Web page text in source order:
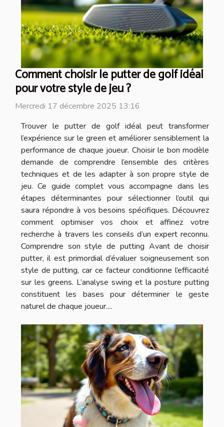
Comment choisir le putter de golf idéal
pour votre style de jeu ?
Mercredi 17 décembre 2025 13:16
Trouver le putter de golf idéal peut transformer
l’expérience sur le green et améliorer sensiblement la
performance de chaque joueur. Choisir le bon modèle
demande de comprendre l’ensemble des critères
techniques et de les adapter à son propre style de
jeu. Ce guide complet vous accompagne dans les
étapes déterminantes pour sélectionner l’outil qui
saura répondre à vos besoins spécifiques. Découvrez
comment optimiser vos choix et affinez votre
recherche à travers les conseils d’un expert reconnu.
Comprendre son style de putting Avant de choisir
putter, il est primordial d’évaluer soigneusement son
style de putting, car ce facteur conditionne l’efficacité
sur les greens. L’analyse swing et la posture putting
constituent les bases pour déterminer le geste
naturel de chaque joueur....